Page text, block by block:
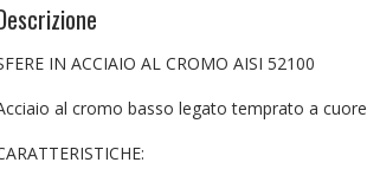
IN ACCIAIO AL CROMO AISI 52100
al cromo basso legato temprato a cuore